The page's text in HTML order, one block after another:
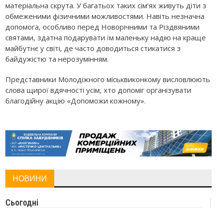
матеріальна скрута. У багатьох таких сім’ях живуть діти з
обмеженими фізичними можливостями. Навіть незначна
допомога, особливо перед Новорічними та Різдвяними
святами, здатна подарувати їм маленьку надію на краще
майбутнє у світі, де часто доводиться стикатися з
байдужістю та нерозумінням.
Представники Молодіжного міськвиконкому висловлюють
слова щирої вдячності усім, хто допоміг організувати
благодійну акцію «Допоможи кожному».
НОВИНИ
Сьогодні